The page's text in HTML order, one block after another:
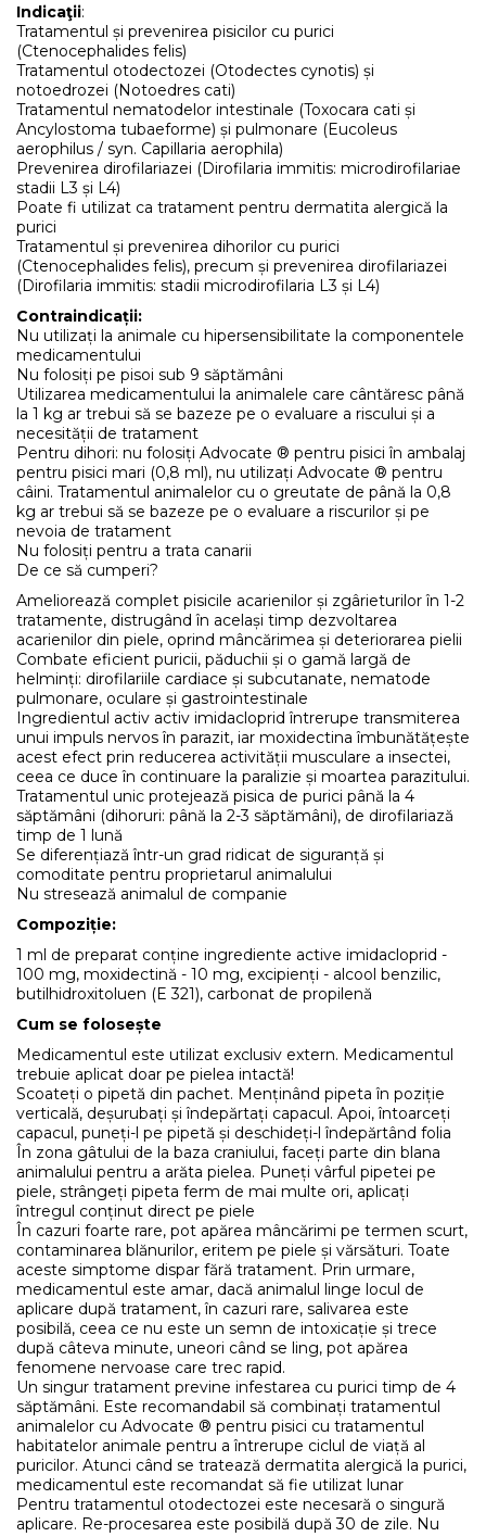
Indicaţii:
Tratamentul și prevenirea pisicilor cu purici
(Ctenocephalides felis)
Tratamentul otodectozei (Otodectes cynotis) și
notoedrozei (Notoedres cati)
Tratamentul nematodelor intestinale (Toxocara cati și
Ancylostoma tubaeforme) și pulmonare (Eucoleus
aerophilus / syn. Capillaria aerophila)
Prevenirea dirofilariazei (Dirofilaria immitis: microdirofilariae
stadii L3 și L4)
Poate fi utilizat ca tratament pentru dermatita alergică la
purici
Tratamentul și prevenirea dihorilor cu purici
(Ctenocephalides felis), precum și prevenirea dirofilariazei
(Dirofilaria immitis: stadii microdirofilaria L3 și L4)
Contraindicații:
Nu utilizați la animale cu hipersensibilitate la componentele
medicamentului
Nu folosiți pe pisoi sub 9 săptămâni
Utilizarea medicamentului la animalele care cântăresc până
la 1 kg ar trebui să se bazeze pe o evaluare a riscului și a
necesității de tratament
Pentru dihori: nu folosiți Advocate ® pentru pisici în ambalaj
pentru pisici mari (0,8 ml), nu utilizați Advocate ® pentru
câini. Tratamentul animalelor cu o greutate de până la 0,8
kg ar trebui să se bazeze pe o evaluare a riscurilor și pe
nevoia de tratament
Nu folosiți pentru a trata canarii
De ce să cumperi?
Ameliorează complet pisicile acarienilor și zgârieturilor în 1-2
tratamente, distrugând în același timp dezvoltarea
acarienilor din piele, oprind mâncărimea și deteriorarea pielii
Combate eficient puricii, păduchii și o gamă largă de
helminți: dirofilariile cardiace și subcutanate, nematode
pulmonare, oculare și gastrointestinale
Ingredientul activ activ imidacloprid întrerupe transmiterea
unui impuls nervos în parazit, iar moxidectina îmbunătățește
acest efect prin reducerea activității musculare a insectei,
ceea ce duce în continuare la paralizie și moartea parazitului.
Tratamentul unic protejează pisica de purici până la 4
săptămâni (dihoruri: până la 2-3 săptămâni), de dirofilariază
timp de 1 lună
Se diferențiază într-un grad ridicat de siguranță și
comoditate pentru proprietarul animalului
Nu stresează animalul de companie
Compoziție:
1 ml de preparat conține ingrediente active imidacloprid -
100 mg, moxidectină - 10 mg, excipienți - alcool benzilic,
butilhidroxitoluen (E 321), carbonat de propilenă
Cum se folosește
Medicamentul este utilizat exclusiv extern. Medicamentul
trebuie aplicat doar pe pielea intactă!
Scoateți o pipetă din pachet. Menținând pipeta în poziție
verticală, deșurubați și îndepărtați capacul. Apoi, întoarceți
capacul, puneți-l pe pipetă și deschideți-l îndepărtând folia
În zona gâtului de la baza craniului, faceți parte din blana
animalului pentru a arăta pielea. Puneți vârful pipetei pe
piele, strângeți pipeta ferm de mai multe ori, aplicați
întregul conținut direct pe piele
În cazuri foarte rare, pot apărea mâncărimi pe termen scurt,
contaminarea blănurilor, eritem pe piele și vărsături. Toate
aceste simptome dispar fără tratament. Prin urmare,
medicamentul este amar, dacă animalul linge locul de
aplicare după tratament, în cazuri rare, salivarea este
posibilă, ceea ce nu este un semn de intoxicație și trece
după câteva minute, uneori când se ling, pot apărea
fenomene nervoase care trec rapid.
Un singur tratament previne infestarea cu purici timp de 4
săptămâni. Este recomandabil să combinați tratamentul
animalelor cu Advocate ® pentru pisici cu tratamentul
habitatelor animale pentru a întrerupe ciclul de viață al
puricilor. Atunci când se tratează dermatita alergică la purici,
medicamentul este recomandat să fie utilizat lunar
Pentru tratamentul otodectozei este necesară o singură
aplicare. Re-procesarea este posibilă după 30 de zile. Nu